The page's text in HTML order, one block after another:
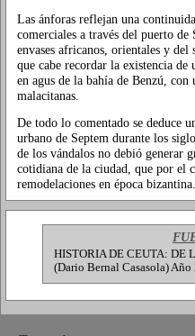
Las ánforas reflejan una
comerciales a través del puerto de
envases africanos, orientales y
que cabe recordar la existencia
en agus de la bahía de Benzú, con
malacitanas.
De todo lo comentado se deduce
urbano de Septem durante los
de los vándalos no debió generar
cotidiana de la ciudad, que por el
remodelaciones en época bizantina.
HISTORIA DE CEUTA: DE
(Dario Bernal Casasola) Año